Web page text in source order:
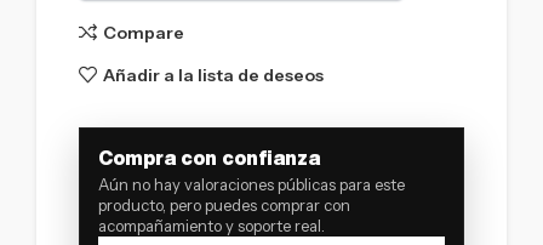
Compare
Añadir a la lista de deseos
Compra con confianza
Aún no hay valoraciones públicas para este
producto, pero puedes comprar con
acompañamiento y soporte real.